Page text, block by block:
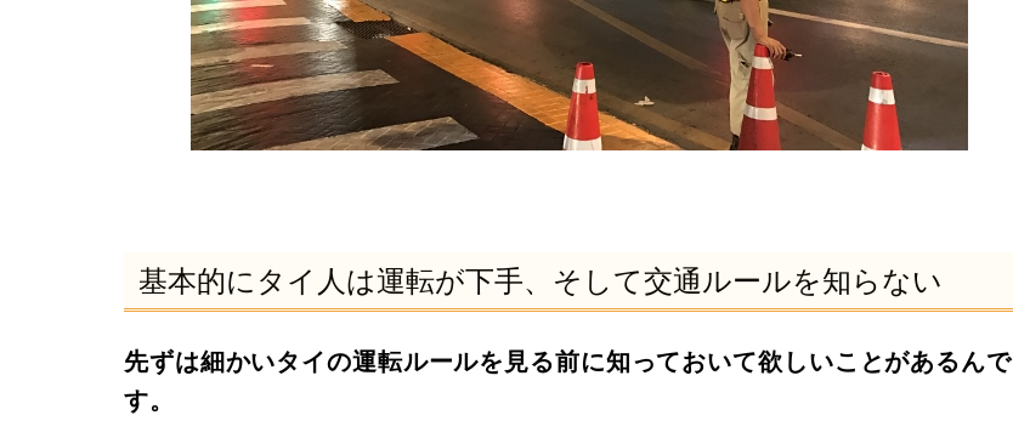
基本的にタイ人は運転が下手、そして交通ルールを知らない
先ずは細かいタイの運転ルールを見る前に知っておいて欲しいことがあるんで
す。